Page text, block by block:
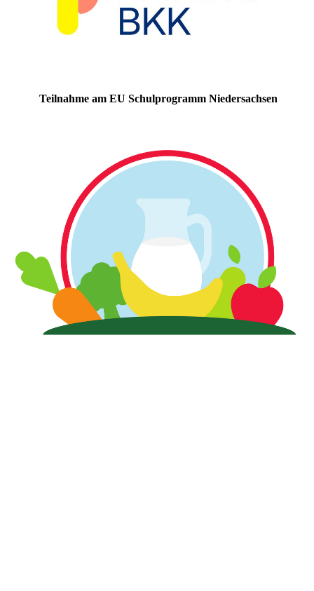
Teilnahme am EU Schulprogramm Niedersachsen